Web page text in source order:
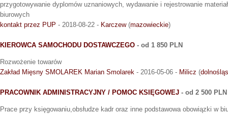
przygotowywanie dyplomów uznaniowych, wydawanie i rejestrowanie
biurowych
kontakt przez PUP - 2018-08-22 - Karczew(mazowieckie)
KIEROWCA SAMOCHODU DOSTAWCZEGO - od 1 850 PLN
Rozwożenie towarów
Zakład Mięsny SMOLAREK Marian Smolarek - 2016-05-06 - Milicz (
PRACOWNIK ADMINISTRACYJNY / POMOC KSIĘGOWEJ - od 2 500 PLN
Prace przy księgowaniu,obsłudze kadr oraz inne podstawowa obowiązki w